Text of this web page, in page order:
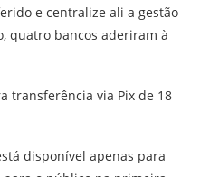
e centralize ali a gestão
quatro bancos aderiram à
transferência via Pix de 18
disponível apenas para